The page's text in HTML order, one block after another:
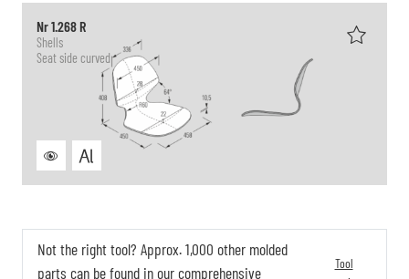
Nr 1.268 R
Shells
Seat side curved
Not the right tool? Approx. 1,000 other molded
parts can be found in our comprehensive
Tool